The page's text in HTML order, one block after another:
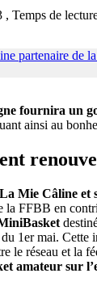
, Temps de
fournira un
ainsi au
La Mie Câline et
la FFBB en
1er mai. Cette
le réseau et la
amateur sur